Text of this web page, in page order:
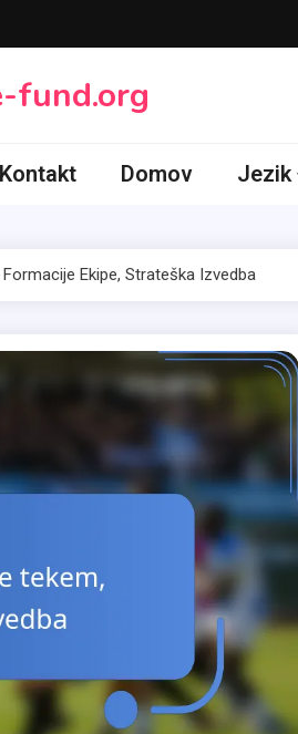
fund.org
Kontakt Domov Jezik
Ekipe, Strateška Izvedba